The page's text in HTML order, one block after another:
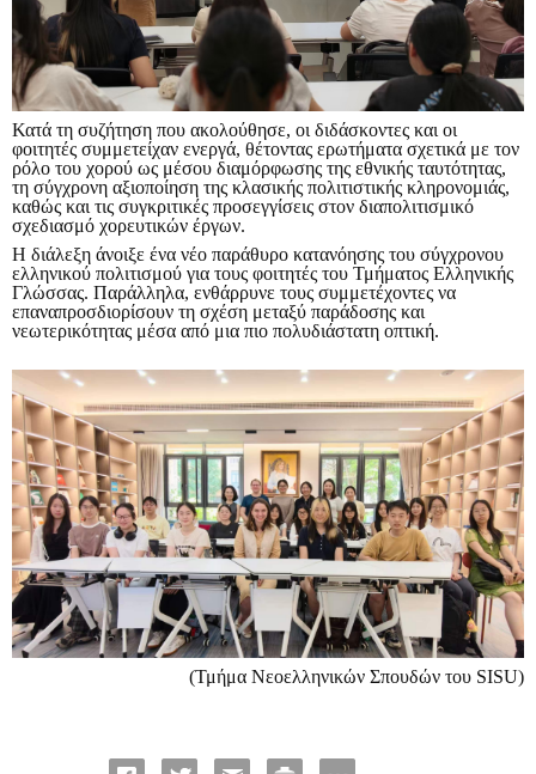
Κατά τη συζήτηση που ακολούθησε, οι διδάσκοντες και οι
φοιτητές συμμετείχαν ενεργά, θέτοντας ερωτήματα σχετικά με τον
ρόλο του χορού ως μέσου διαμόρφωσης της εθνικής ταυτότητας,
τη σύγχρονη αξιοποίηση της κλασικής πολιτιστικής κληρονομιάς,
καθώς και τις συγκριτικές προσεγγίσεις στον διαπολιτισμικό
σχεδιασμό χορευτικών έργων.
Η διάλεξη άνοιξε ένα νέο παράθυρο κατανόησης του σύγχρονου
ελληνικού πολιτισμού για τους φοιτητές του Τμήματος Ελληνικής
Γλώσσας. Παράλληλα, ενθάρρυνε τους συμμετέχοντες να
επαναπροσδιορίσουν τη σχέση μεταξύ παράδοσης και
νεωτερικότητας μέσα από μια πιο πολυδιάστατη οπτική.
(Τμήμα Νεοελληνικών Σπουδών του SISU)